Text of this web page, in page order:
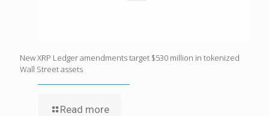
New XRP Ledger amendments target $530 million in tokenized
Wall Street assets
Read more